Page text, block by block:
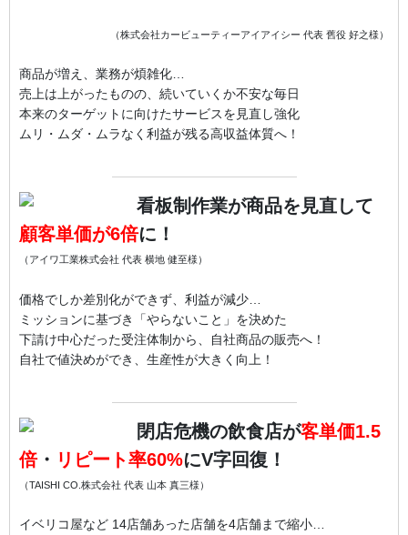
（株式会社カービューティーアイアイシー 代表 舊役 好之様）
商品が増え、業務が煩雑化…
売上は上がったものの、続いていくか不安な毎日
本来のターゲットに向けたサービスを見直し強化
ムリ・ムダ・ムラなく利益が残る高収益体質へ！
看板制作業が商品を見直して
顧客単価が6倍に！
（アイワ工業株式会社 代表 横地 健至様）
価格でしか差別化ができず、利益が減少…
ミッションに基づき「やらないこと」を決めた
下請け中心だった受注体制から、自社商品の販売へ！
自社で値決めができ、生産性が大きく向上！
閉店危機の飲食店が客単価1.5
倍・ リピート率60%にV字回復！
（TAISHI CO.株式会社 代表 山本 真三様）
イベリコ屋など 14店舗あった店舗を4店舗まで縮小…